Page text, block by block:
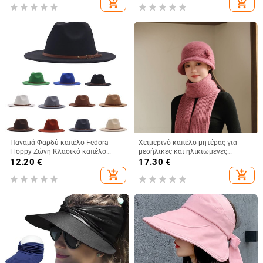
κυρίες Πλεκτό καπέλο νιπτήραadd_shopping_cart
και χειμωνιάτικο μονόχρωμο
add_shopping_cart
Παναμά Φαρδύ καπέλο Fedora
Floppy Ζώνη Κλασικό καπέλο
μάλλινη πόρπη Γυναικεία καπέλα
12.20 €
add_shopping_cart
Χειμερινό καπέλο μητέρας για
μεσήλικες και ηλικιωμένες
γυναίκες, πλεκτό από γούνα
κουνελιού, ανθεκτικό στο κρύο,
ζεστό, μάλλινο καπέλο και
17.30 €
add_shopping_cart